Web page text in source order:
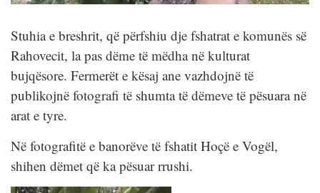
Stuhia e breshrit, që përfshiu dje fshatrat e komunës së
Rahovecit, la pas dëme të mëdha në kulturat
bujqësore. Fermerët e kësaj ane vazhdojnë të
publikojnë fotografi të shumta të dëmeve të pësuara në
arat e tyre.
Në fotografitë e banorëve të fshatit Hoçë e Vogël,
shihen dëmet që ka pësuar rrushi.